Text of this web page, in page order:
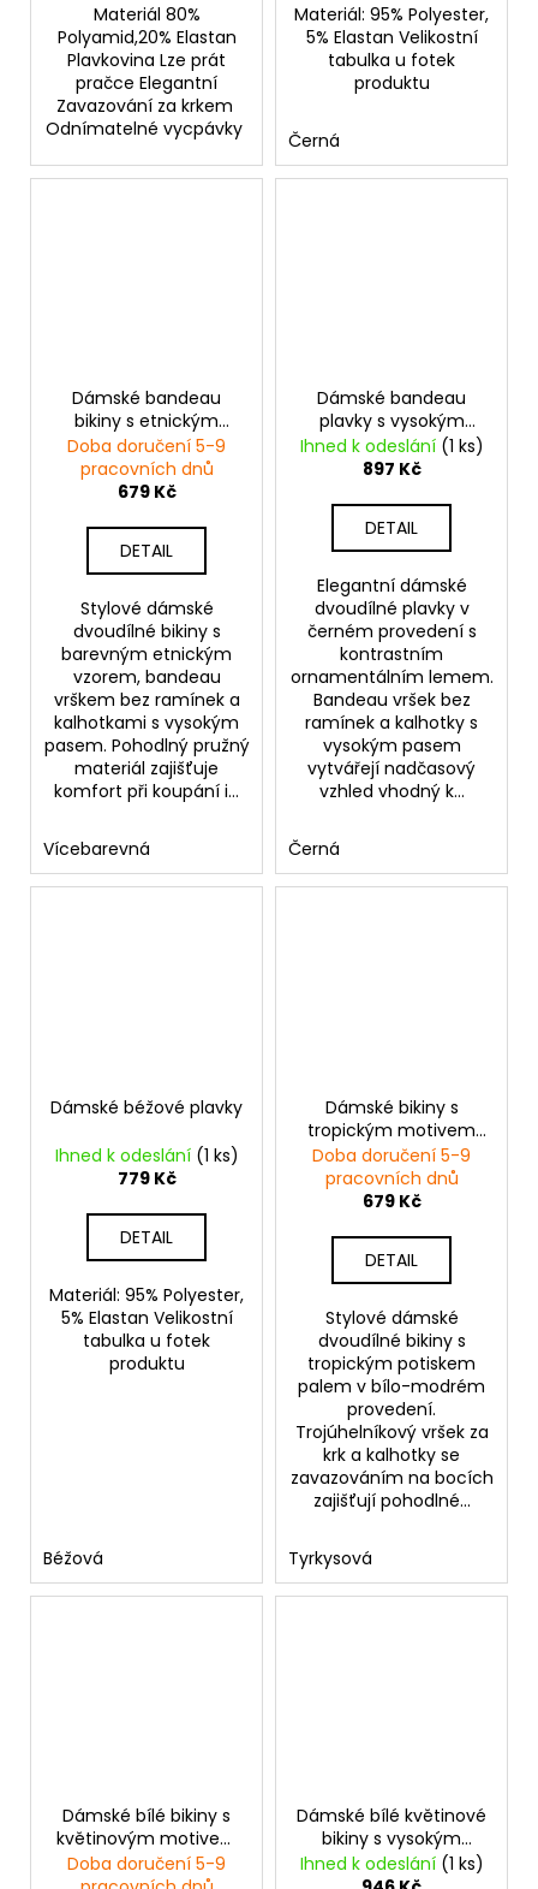
Materiál 80%
Polyamid,20% Elastan
Plavkovina Lze prát
pračce Elegantní
Zavazování za krkem
Odnímatelné vycpávky
Materiál: 95% Polyester,
5% Elastan Velikostní
tabulka u fotek
produktu
Černá
Dámské bandeau
bikiny s etnickým
vzorem
Doba doručení 5-9
pracovních dnů
679 Kč
DETAIL
Stylové dámské
dvoudílné bikiny s
barevným etnickým
vzorem, bandeau
vrškem bez ramínek a
kalhotkami s vysokým
pasem. Pohodlný pružný
materiál zajišťuje
komfort při koupání i...
Vícebarevná
Dámské bandeau
plavky s vysokým
pasem a
ornamentálním
Ihned k odeslání (1 ks)
897 Kč
DETAIL
Elegantní dámské
dvoudílné plavky v
černém provedení s
kontrastním
ornamentálním lemem.
Bandeau vršek bez
ramínek a kalhotky s
vysokým pasem
vytvářejí nadčasový
vzhled vhodný k...
Černá
Dámské béžové plavky
Ihned k odeslání (1 ks)
779 Kč
DETAIL
Materiál: 95% Polyester,
5% Elastan Velikostní
tabulka u fotek
produktu
Béžová
Dámské bikiny s
tropickým motivem
palem
Doba doručení 5-9
pracovních dnů
679 Kč
DETAIL
Stylové dámské
dvoudílné bikiny s
tropickým potiskem
palem v bílo-modrém
provedení.
Trojúhelníkový vršek za
krk a kalhotky se
zavazováním na bocích
zajišťují pohodlné...
Tyrkysová
Dámské bílé bikiny s
květinovým motivem
a vysokým pasem
Doba doručení 5-9
Dámské bílé květinové
bikiny s vysokým
pasem
Ihned k odeslání (1 ks)